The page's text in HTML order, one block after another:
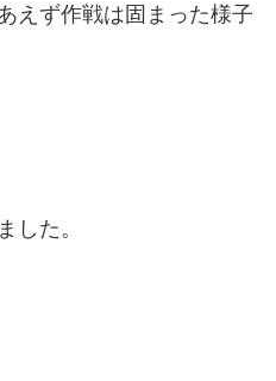
えず作戦は固まった様子
した。